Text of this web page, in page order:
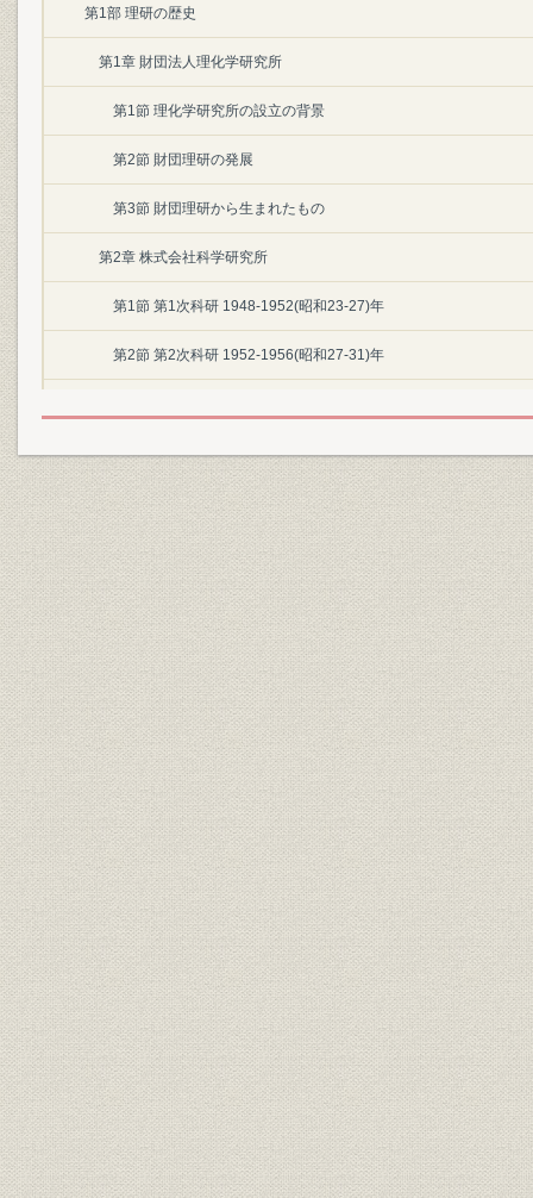
第1部 理研の歴史
第1章 財団法人理化学研究所
第1節 理化学研究所の設立の背景
第2節 財団理研の発展
第3節 財団理研から生まれたもの
第2章 株式会社科学研究所
第1節 第1次科研 1948-1952(昭和23-27)年
第2節 第2次科研 1952-1956(昭和27-31)年
第3章 特殊法人理化学研究所
第1節 科学技術庁と理化学研究所
第2節 新天地・和光へ
第3節 新しい理研への助走
第4節 大型研究施設を設立
第5節 海外にも研究施設を配置
第6節 特殊法人理研の研究成果(一部)
第4章 独立行政法人理化学研究所
第1節 独立行政法人への移行
第2節 独法時代のセンターの改編
第3節 独法時代の身近な成果
第5章 駒込分所、板橋分所、地域展開
第1節 駒込分所の歴史とその役割
第2節 板橋分所が果たした科学技術への功績
第3節 地域展開フロンティア
第4節 問題と向き合う